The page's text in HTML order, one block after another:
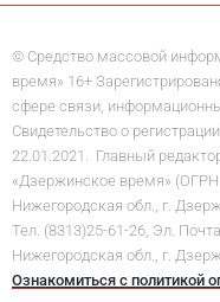
© Средство массовой
время» 16+
сфере связи,
Свидетельство о
22.01.2021. Главный
«Дзержинское время» (ОГРН
Нижегородская обл., г.
Тел. (8313)25-61-26, Эл.
Нижегородская обл., г.
Ознакомиться с политикой